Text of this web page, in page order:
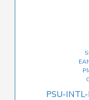
PSU-